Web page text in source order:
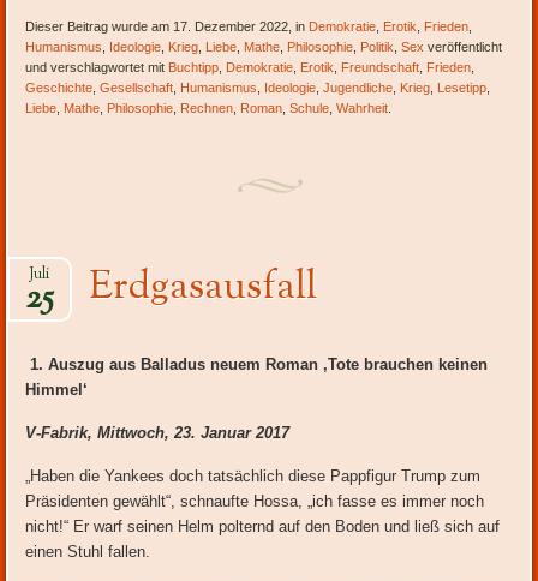
Dieser Beitrag wurde am 17. Dezember 2022, in Demokratie Erotik Frieden
Humanismus
Ideologie Krieg Liebe Mathe Philosophie Politik ,Sex veröffentlicht
und verschlagwortet mit Buchtipp Demokratie Erotik Freundschaft Frieden
Geschichte ,Gesellschaft Humanismus Ideologie ,Jugendliche Krieg Lesetipp
Liebe Mathe Philosophie Rechnen Roman ,Schule ,Wahrheit
Erdgasausfall
Juli
25
1. Auszug aus Balladus neuem Roman ‚Tote brauchen keinen
Himmel‘
V-Fabrik, Mittwoch, 23. Januar 2017
„Haben die Yankees doch tatsächlich diese Pappfigur Trump zum
Präsidenten gewählt“, schnaufte Hossa, „ich fasse es immer noch
nicht!“ Er warf seinen Helm polternd auf den Boden und ließ sich auf
einen Stuhl fallen.